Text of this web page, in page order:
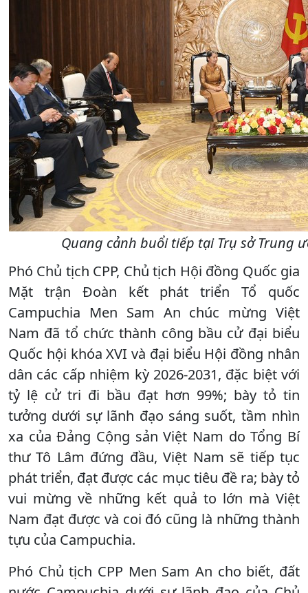
Quang cảnh buổi tiếp tại Trụ sở Trung
Phó Chủ tịch CPP, Chủ tịch Hội đồng Quốc gia
Mặt trận Đoàn kết phát triển Tổ quốc
Campuchia Men Sam An chúc mừng Việt
Nam đã tổ chức thành công bầu cử đại biểu
Quốc hội khóa XVI và đại biểu Hội đồng nhân
dân các cấp nhiệm kỳ 2026-2031, đặc biệt với
tỷ lệ cử tri đi bầu đạt hơn 99%; bày tỏ tin
tưởng dưới sự lãnh đạo sáng suốt, tầm nhìn
xa của Đảng Cộng sản Việt Nam do Tổng Bí
thư Tô Lâm đứng đầu, Việt Nam sẽ tiếp tục
phát triển, đạt được các mục tiêu đề ra; bày tỏ
vui mừng về những kết quả to lớn mà Việt
Nam đạt được và coi đó cũng là những thành
tựu của Campuchia.
Phó Chủ tịch CPP Men Sam An cho biết, đất